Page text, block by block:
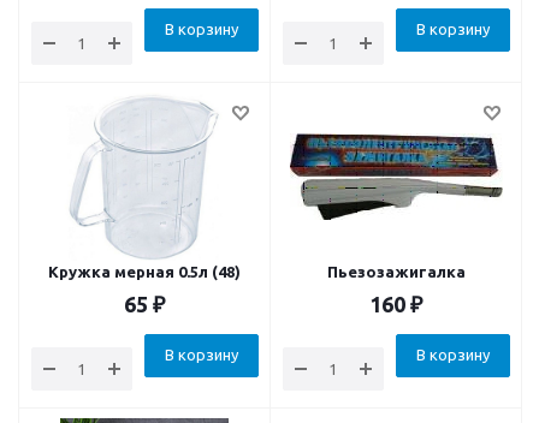
В корзину В корзину
Кружка мерная 0.5л (48)
65 ₽
В корзину
Пьезозажигалка
160 ₽
В корзину